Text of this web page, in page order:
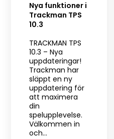
Nya funktioner i
Trackman TPS
10.3
TRACKMAN TPS
10.3 – Nya
uppdateringar!
Trackman har
släppt en ny
uppdatering för
att maximera
din
spelupplevelse.
Välkommen in
och…